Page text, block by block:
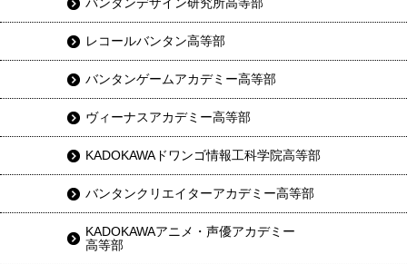
レコールバンタン高等部
バンタンゲームアカデミー高等部
ヴィーナスアカデミー高等部
KADOKAWAドワンゴ情報工科学院高等部
バンタンクリエイターアカデミー高等部
KADOKAWAアニメ・声優アカデミー
高等部